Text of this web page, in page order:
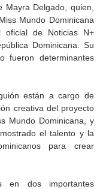
Delgado, quien,
Mundo Dominicana
oficial de Noticias N+
Dominicana. Su
fueron determinantes
están a cargo de
creativa del proyecto
Mundo Dominicana, y
el talento y la
para crear
en dos importantes